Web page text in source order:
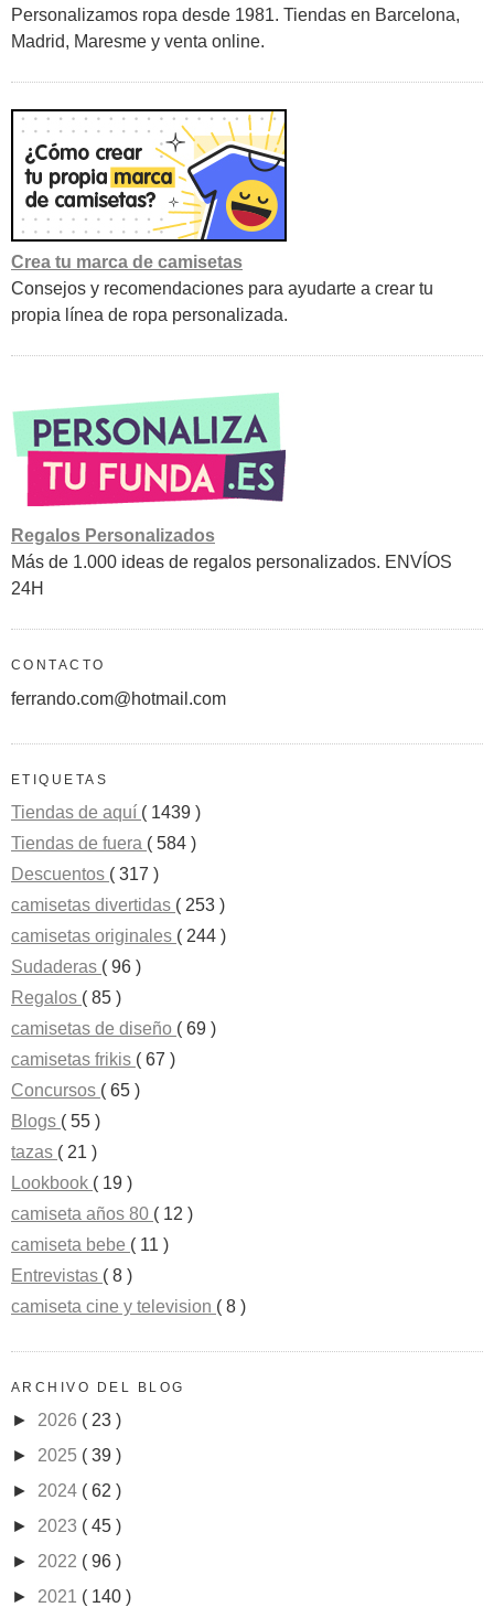
Personalizamos ropa desde 1981. Tiendas en Barcelona,
Madrid, Maresme y venta online.
Crea tu marca de camisetas
Consejos y recomendaciones para ayudarte a crear tu
propia línea de ropa personalizada.
Regalos Personalizados
Más de 1.000 ideas de regalos personalizados. ENVÍOS
24H
CONTACTO
ferrando.com@hotmail.com
ETIQUETAS
Tiendas de aquí ( 1439 )
Tiendas de fuera ( 584 )
Descuentos ( 317 )
camisetas divertidas ( 253 )
camisetas originales ( 244 )
Sudaderas ( 96 )
Regalos ( 85 )
camisetas de diseño ( 69 )
camisetas frikis ( 67 )
Concursos ( 65 )
Blogs ( 55 )
tazas ( 21 )
Lookbook ( 19 )
camiseta años 80 ( 12 )
camiseta bebe ( 11 )
Entrevistas ( 8 )
camiseta cine y television ( 8 )
ARCHIVO DEL BLOG
► 2026 ( 23 )
► 2025 ( 39 )
► 2024 ( 62 )
► 2023 ( 45 )
► 2022 ( 96 )
► 2021 ( 140 )